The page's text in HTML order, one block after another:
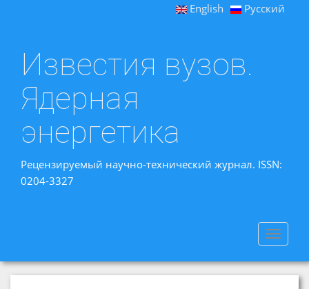
English Русский
Известия вузов.
Ядерная
энергетика
Рецензируемый научно-технический журнал. ISSN:
0204-3327
Toggle